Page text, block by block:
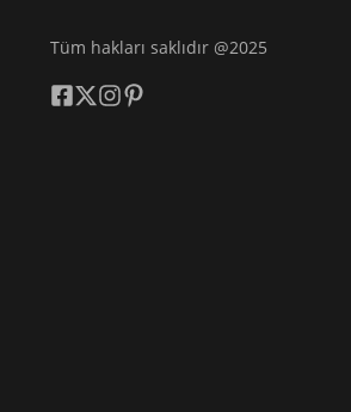
Tüm hakları saklıdır @2025